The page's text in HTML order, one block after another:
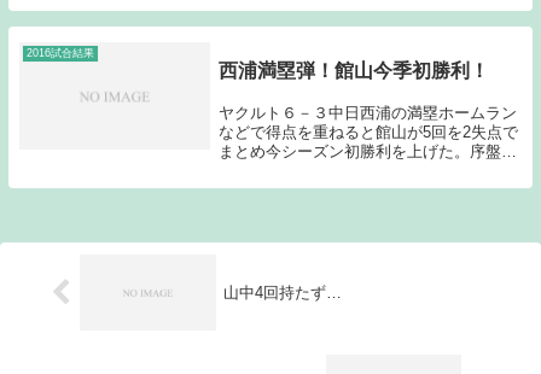
まった。あまりにも痛い1敗となってしま
った。先発の古野の調子はまずまず良かっ
2016試合結果
西浦満塁弾！館山今季初勝利！
ヤクルト６－３中日西浦の満塁ホームラン
などで得点を重ねると館山が5回を2失点で
まとめ今シーズン初勝利を上げた。序盤で
ムとなった。館山は序盤3回まではストレ
山中4回持たず…